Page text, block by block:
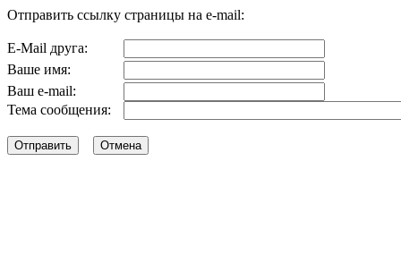
Отправить ссылку страницы на e-mail:
E-Mail друга:
Ваше имя:
Ваш e-mail:
Тема сообщения: